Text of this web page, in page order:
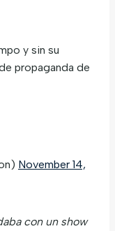
y sin su
propaganda de
November 14,
con un show